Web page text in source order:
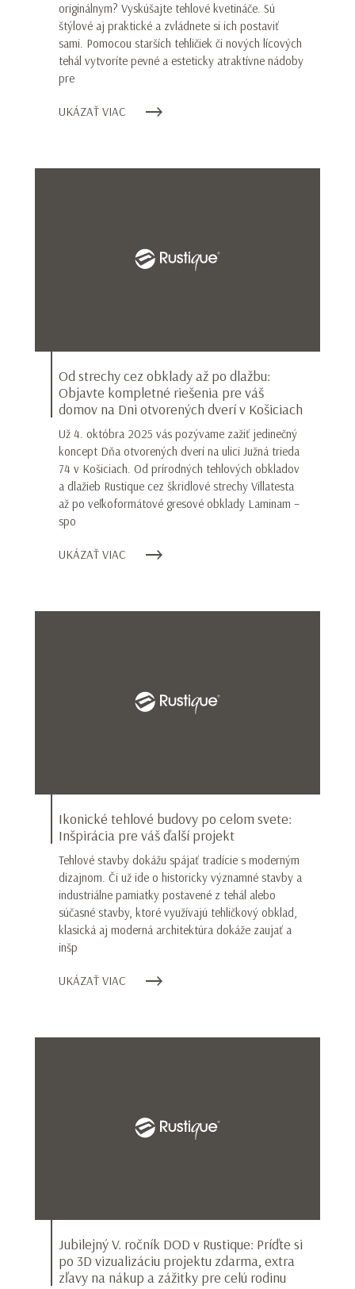
originálnym? Vyskúšajte tehlové kvetináče. Sú
štýlové aj praktické a zvládnete si ich postaviť
sami. Pomocou starších tehličiek či nových lícových
tehál vytvoríte pevné a esteticky atraktívne nádoby
pre
UKÁZAŤ VIAC
Od strechy cez obklady až po dlažbu:
Objavte kompletné riešenia pre váš
domov na Dni otvorených dverí v Košiciach
Už 4. októbra 2025 vás pozývame zažiť jedinečný
koncept Dňa otvorených dverí na ulici Južná trieda
74 v Košiciach. Od prírodných tehlových obkladov
a dlažieb Rustique cez škridlové strechy Villatesta
až po veľkoformátové gresové obklady Laminam –
spo
UKÁZAŤ VIAC
Ikonické tehlové budovy po celom svete:
Inšpirácia pre váš ďalší projekt
Tehlové stavby dokážu spájať tradície s moderným
dizajnom. Či už ide o historicky významné stavby a
industriálne pamiatky postavené z tehál alebo
súčasné stavby, ktoré využívajú tehličkový obklad,
klasická aj moderná architektúra dokáže zaujať a
inšp
UKÁZAŤ VIAC
Jubilejný V. ročník DOD v Rustique: Príďte si
po 3D vizualizáciu projektu zdarma, extra
zľavy na nákup a zážitky pre celú rodinu